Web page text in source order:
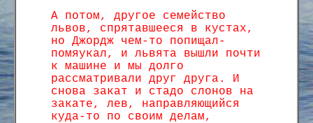
А потом, другое семейство
львов, спрятавшееся в кустах,
но Джордж чем-то попищал-
помяукал, и львята вышли почти
к машине и мы долго
рассматривали друг друга. И
снова закат и стадо слонов на
закате, лев, направляющийся
куда-то по своим делам,